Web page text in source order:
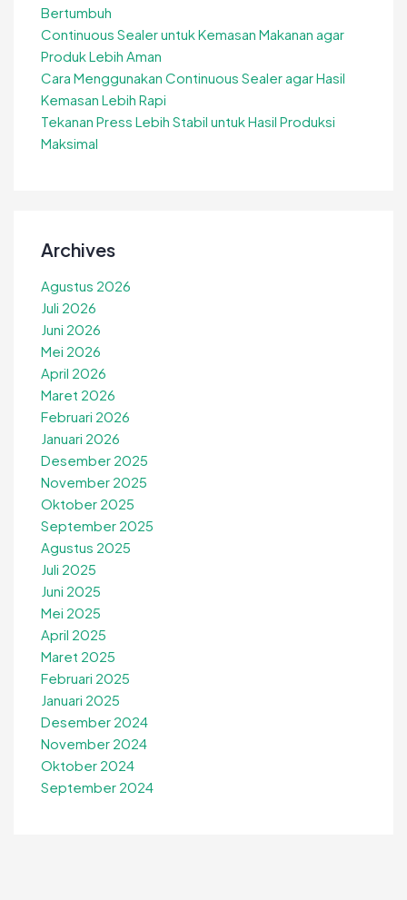
Bertumbuh
Continuous Sealer untuk Kemasan Makanan agar
Produk Lebih Aman
Cara Menggunakan Continuous Sealer agar Hasil
Kemasan Lebih Rapi
Tekanan Press Lebih Stabil untuk Hasil Produksi
Maksimal
Archives
Agustus 2026
Juli 2026
Juni 2026
Mei 2026
April 2026
Maret 2026
Februari 2026
Januari 2026
Desember 2025
November 2025
Oktober 2025
September 2025
Agustus 2025
Juli 2025
Juni 2025
Mei 2025
April 2025
Maret 2025
Februari 2025
Januari 2025
Desember 2024
November 2024
Oktober 2024
September 2024